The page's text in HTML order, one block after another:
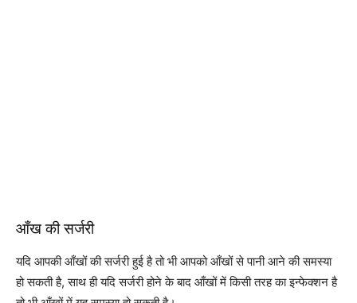
आँख की सर्जरी
यदि आपकी आँखों की सर्जरी हुई है तो भी आपको आँखों से पानी आने की समस्या
हो सकती है, साथ ही यदि सर्जरी होने के बाद आँखों में किसी तरह का इन्फेक्शन है